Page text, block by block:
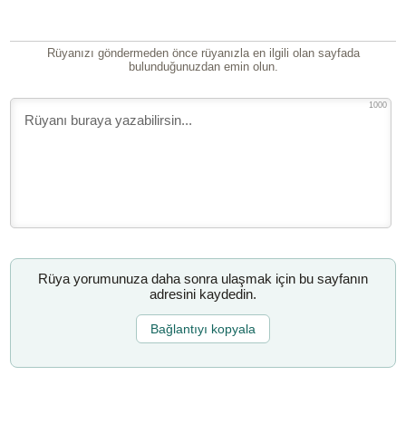
Rüyanızı göndermeden önce rüyanızla en ilgili olan sayfada
bulunduğunuzdan emin olun.
1000
Rüya yorumunuza daha sonra ulaşmak için bu sayfanın
adresini kaydedin.
Bağlantıyı kopyala